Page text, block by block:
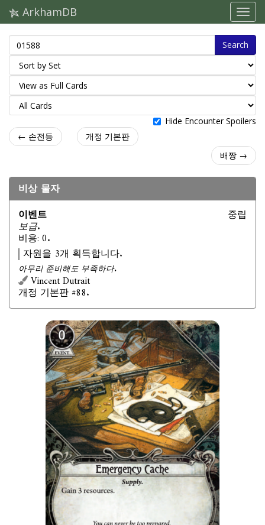
ArkhamDB
Search
Hide Encounter Spoilers
← 손전등
개정 기본판
배짱 →
비상 물자
이벤트
보급.
비용: 0.
중립
자원을 3개 획득합니다.
아무리 준비해도 부족하다.
Vincent Dutrait
개정 기본판 #88.